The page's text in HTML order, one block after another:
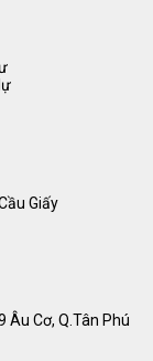
Giấy
Âu Cơ, Q.Tân Phú